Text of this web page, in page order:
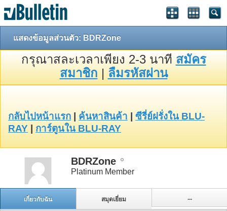
แสดงข้อมูลส่วนตัว: BDRZone
กรุณาสละเวลาเพียง 2-3 นาที สมัคร
สมาชิก | ลืมรหัสผ่าน
กลับไปหน้าแรก ค้นหาสินค้า
ซีรี่ย์ฝรั่งใน BLU-
RAY
การ์ตูนใน BLU-RAY
BDRZone
Platinum Member
เกี่ยวกับฉัน สมุดเยี่ยม ...